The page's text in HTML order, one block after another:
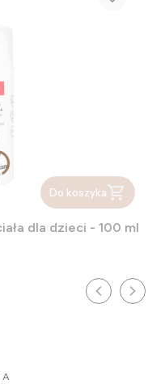
Do koszyka
dla dzieci - 100 ml